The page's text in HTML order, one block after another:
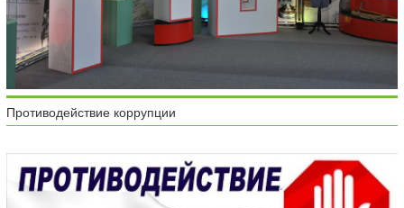
Противодействие коррупции